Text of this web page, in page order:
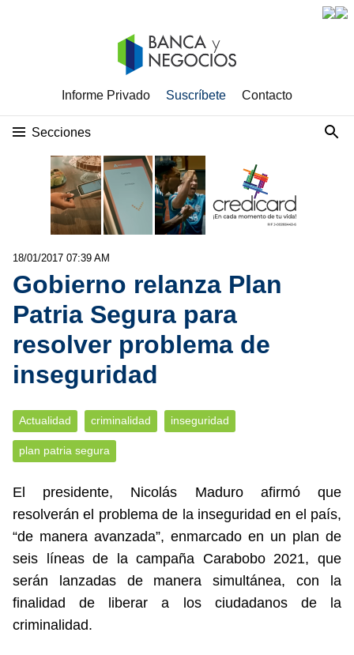
Informe Privado Suscríbete Contacto
Secciones
18/01/2017 07:39 AM
Gobierno relanza Plan
Patria Segura para
resolver problema de
inseguridad
Actualidad criminalidad inseguridad
plan patria segura
El presidente, Nicolás Maduro afirmó que
resolverán el problema de la inseguridad en el país,
“de manera avanzada”, enmarcado en un plan de
seis líneas de la campaña Carabobo 2021, que
serán lanzadas de manera simultánea, con la
finalidad de liberar a los ciudadanos de la
criminalidad.